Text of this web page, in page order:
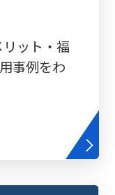
ット・福
事例をわ